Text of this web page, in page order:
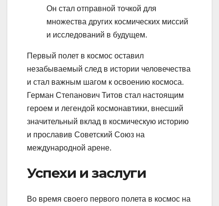
Он стал отправной точкой для
множества других космических миссий
и исследований в будущем.
Первый полет в космос оставил
незабываемый след в истории человечества
и стал важным шагом к освоению космоса.
Герман Степанович Титов стал настоящим
героем и легендой космонавтики, внесший
значительный вклад в космическую историю
и прославив Советский Союз на
международной арене.
Успехи и заслуги
Во время своего первого полета в космос на